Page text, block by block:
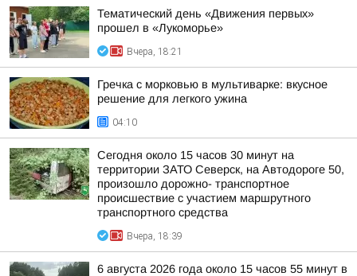
Тематический день «Движения первых»
прошел в «Лукоморье»
Вчера, 18:21
Гречка с морковью в мультиварке: вкусное
решение для легкого ужина
04:10
Сегодня около 15 часов 30 минут на
территории ЗАТО Северск, на Автодороге 50,
произошло дорожно- транспортное
происшествие с участием маршрутного
транспортного средства
Вчера, 18:39
6 августа 2026 года около 15 часов 55 минут в